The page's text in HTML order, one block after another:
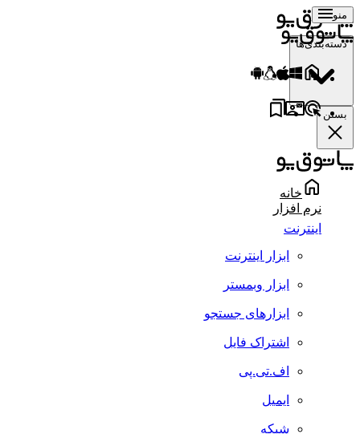
منو
دسته‌بندی‌ها
بستن
خانه
نرم افزار
اینترنت
ابزار اینترنت
ابزار وبمستر
ابزارهای جستجو
اشتراک فایل
اف.تی.پی
ایمیل
شبکه